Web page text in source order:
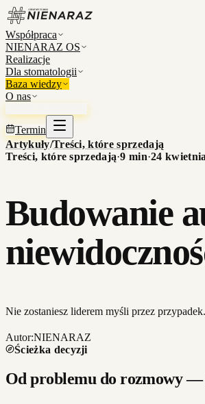
Współpraca
NIENARAZ OS
Realizacje
Dla stomatologii
Baza wiedzy
O nas
Termin
Artykuły/Treści, które sprzedają
Treści, które sprzedają·9 min·24
Budowanie
Nie zostaniesz liderem myśli przez
Autor:NIENARAZ
Ścieżka decyzji
Od problemu do rozmowy —